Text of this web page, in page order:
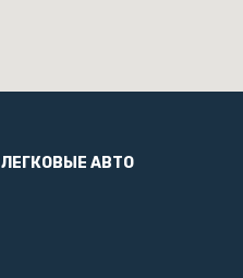
ЛЕГКОВЫЕ АВТО